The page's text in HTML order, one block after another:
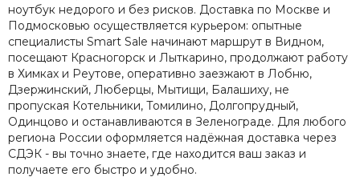
ноутбук недорого и без рисков. Доставка по Москве и
Подмосковью осуществляется курьером: опытные
специалисты Smart Sale начинают маршрут в Видном,
посещают Красногорск и Лыткарино, продолжают работу
в Химках и Реутове, оперативно заезжают в Лобню,
Дзержинский, Люберцы, Мытищи, Балашиху, не
пропуская Котельники, Томилино, Долгопрудный,
Одинцово и останавливаются в Зеленограде. Для любого
региона России оформляется надёжная доставка через
СДЭК - вы точно знаете, где находится ваш заказ и
получаете его быстро и удобно.